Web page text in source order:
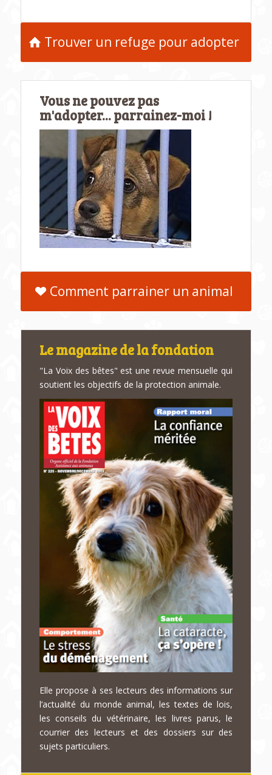
Trouver un refuge pour adopter
Vous ne pouvez pas
m'adopter... parrainez-moi !
Comment parrainer un animal
Le magazine de la fondation
"La Voix des bêtes" est une revue mensuelle qui
soutient les objectifs de la protection animale.
Elle propose à ses lecteurs des informations sur
l’actualité du monde animal, les textes de lois,
les conseils du vétérinaire, les livres parus, le
courrier des lecteurs et des dossiers sur des
sujets particuliers.